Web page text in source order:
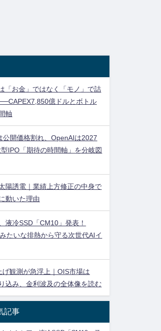
「お金」ではなく「モノ」で詰
億ドルとボトル
軸
公開価格割れ、OpenAIは2027
IPO「期待の時間軸」を分岐図
陽誘電｜業績上方修正の中身で
動いた理由
液冷SSD「CM10」発表！
たいな排熱から守る次世代AIイ
げ観測が急浮上｜OIS市場は
込み、金利波及の全体像を読む
記事